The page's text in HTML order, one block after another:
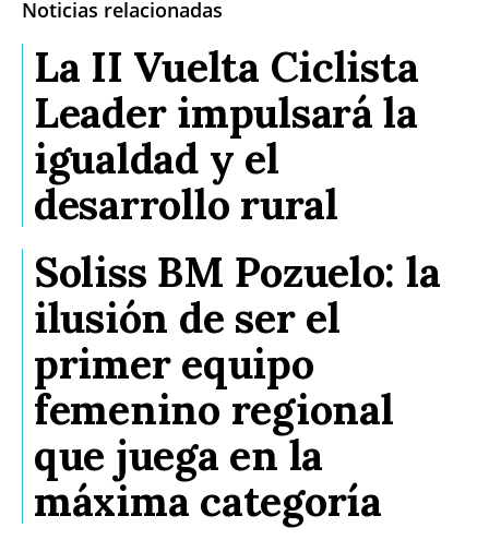
Noticias relacionadas
La II Vuelta Ciclista
Leader impulsará la
igualdad y el
desarrollo rural
Soliss BM Pozuelo: la
ilusión de ser el
primer equipo
femenino regional
que juega en la
máxima categoría